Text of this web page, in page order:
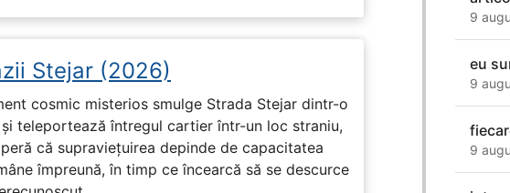
Stejar (2026)
cosmic misterios smulge Strada Stejar dintr-o
teleportează întregul cartier într-un loc straniu,
că supraviețuirea depinde de capacitatea
împreună, în timp ce încearcă să se descurce
9
eu
9
9